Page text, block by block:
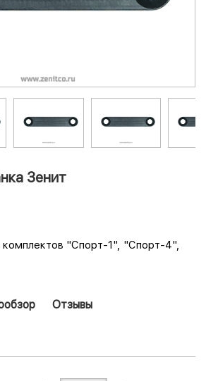
Зенит
комплектов "Спорт-1", "Спорт-4",
Отзывы